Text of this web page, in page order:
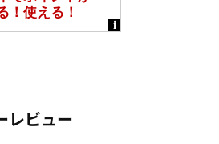
＊＊＊＊
レビュー